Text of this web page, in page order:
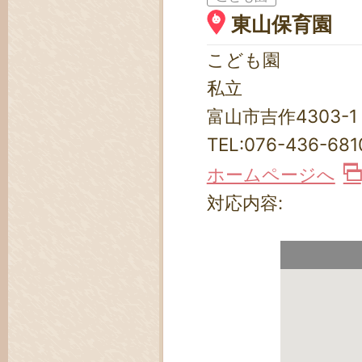
東山保育園
こども園
私立
富山市吉作4303-1
TEL:076-436-
ホームページへ
対応内容: